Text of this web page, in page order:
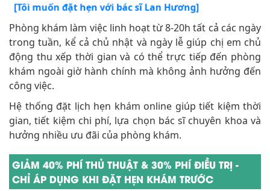
[Tôi muốn đặt hẹn với bác sĩ Lan Hương]
Phòng khám làm việc linh hoạt từ 8-20h tất cả các ngày
trong tuần, kể cả chủ nhật và ngày lễ giúp chị em chủ
động thu xếp thời gian và có thể trực tiếp đến phòng
khám ngoài giờ hành chính mà không ảnh hưởng đến
công việc.
Hệ thống đặt lịch hẹn khám online giúp tiết kiệm thời
gian, tiết kiệm chi phí, lựa chọn bác sĩ chuyên khoa và
hưởng nhiều ưu đãi của phòng khám.
GIẢM 40% PHÍ THỦ THUẬT & 30% PHÍ ĐIỀU TRỊ -
CHỈ ÁP DỤNG KHI ĐẶT HẸN KHÁM TRƯỚC